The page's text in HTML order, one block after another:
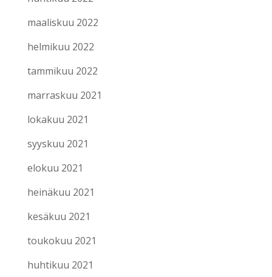
maaliskuu 2022
helmikuu 2022
tammikuu 2022
marraskuu 2021
lokakuu 2021
syyskuu 2021
elokuu 2021
heinäkuu 2021
kesäkuu 2021
toukokuu 2021
huhtikuu 2021